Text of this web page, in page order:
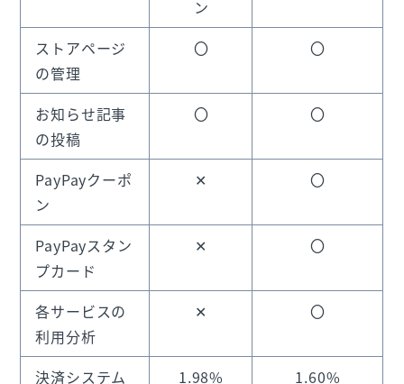
ン
ストアページ
の管理
〇 〇
お知らせ記事
の投稿
〇 〇
PayPayクーポ
ン
✕ 〇
PayPayスタン
プカード
✕ 〇
各サービスの
利用分析
✕ 〇
決済システム
1.98% 1.60%